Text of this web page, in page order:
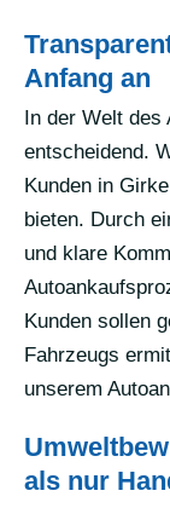
Anfang an
In der Welt des
entscheidend.
Kunden in
bieten. Durch
und klare
Kunden sollen
Fahrzeugs
unserem
als nur